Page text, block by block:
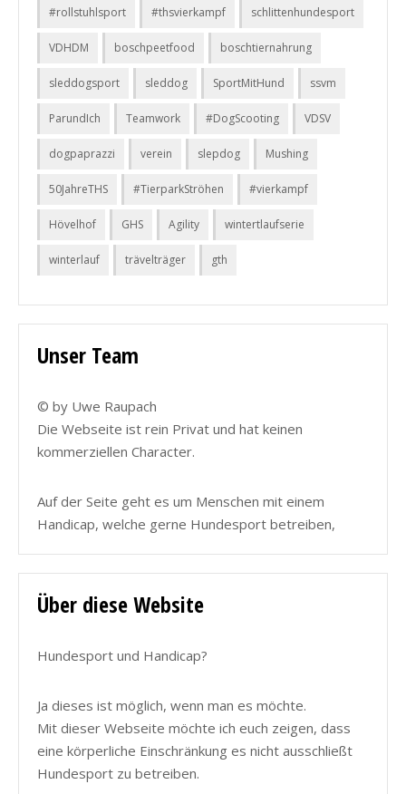
#rollstuhlsport #thsvierkampf schlittenhundesport
VDHDM boschpeetfood boschtiernahrung
sleddogsport sleddog SportMitHund ssvm
ParundIch Teamwork #DogScooting VDSV
dogpaprazzi verein slepdog Mushing
50JahreTHS #TierparkStröhen #vierkampf
Hövelhof GHS Agility wintertlaufserie
winterlauf trävelträger gth
Unser Team
© by Uwe Raupach
Die Webseite ist rein Privat und hat keinen
kommerziellen Character.
Auf der Seite geht es um Menschen mit einem
Handicap, welche gerne Hundesport betreiben,
Über diese Website
Hundesport und Handicap?
Ja dieses ist möglich, wenn man es möchte.
Mit dieser Webseite möchte ich euch zeigen, dass
eine körperliche Einschränkung es nicht ausschließt
Hundesport zu betreiben.